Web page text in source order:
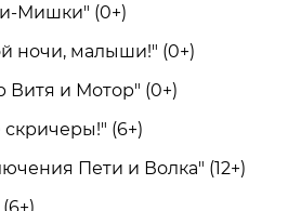
Мишки" (0+)
ночи, малыши!" (0+)
и Мотор" (0+)
(6+)
Пети и Волка" (12+)